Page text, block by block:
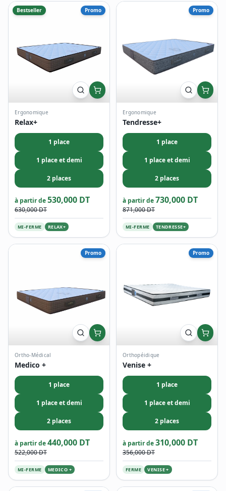
Bestseller Promo
Ergonomique
Relax+
1 place
1 place et demi
2 places
à partir de530,000 DT
630,000 DT
MI-FERME RELAX+
Promo
Ergonomique
Tendresse+
1 place
1 place et demi
2 places
à partir de730,000 DT
871,000 DT
MI-FERME TENDRESSE+
Promo
Ortho-Médical
Medico +
1 place
1 place et demi
2 places
à partir de440,000 DT
522,000 DT
MI-FERME MEDICO +
Promo
Orthopéidique
Venise +
1 place
1 place et demi
2 places
à partir de310,000 DT
356,000 DT
FERME VENISE +